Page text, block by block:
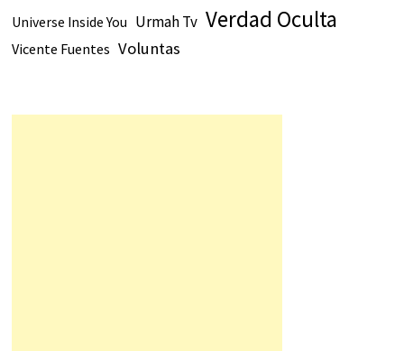
Universe Inside You Urmah Tv Verdad Oculta
Vicente Fuentes Voluntas